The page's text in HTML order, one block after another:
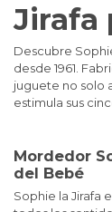
Jirafa
Descubre
desde 1961.
juguete no solo
estimula sus
Mordedor
del Bebé
Sophie la Jirafa